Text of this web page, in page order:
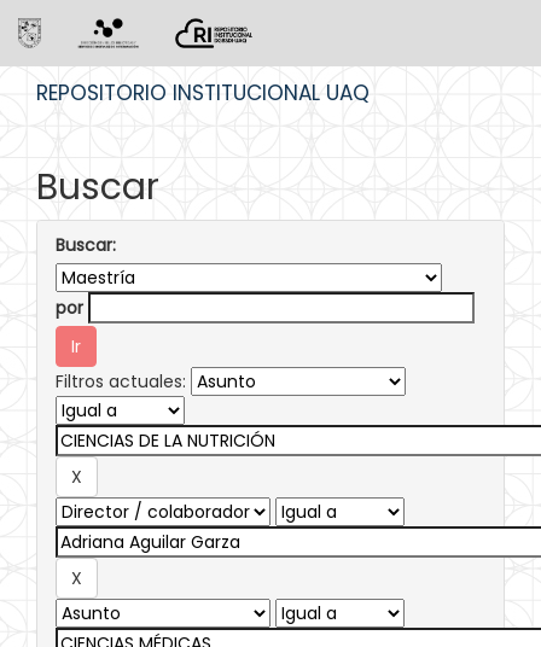
REPOSITORIO INSTITUCIONAL UAQ
Buscar
Buscar:
por
Filtros actuales: